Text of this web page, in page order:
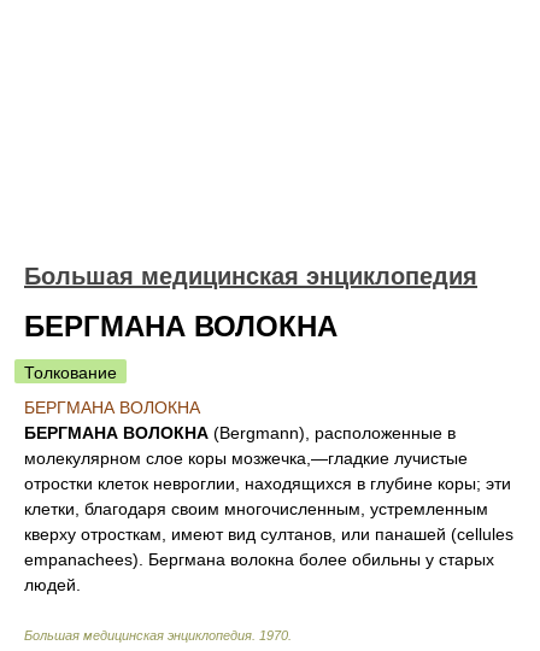
Большая медицинская энциклопедия
БЕРГМАНА ВОЛОКНА
Толкование
БЕРГМАНА ВОЛОКНА
БЕРГМАНА ВОЛОКНА (Bergmann), расположенные в
молекулярном слое коры мозжечка,—гладкие лучистые
отростки клеток невроглии, находящихся в глубине коры; эти
клетки, благодаря своим многочисленным, устремленным
кверху отросткам, имеют вид султанов, или панашей (cellules
empanachees). Бергмана волокна более обильны у старых
людей.
Большая медицинская энциклопедия 1970